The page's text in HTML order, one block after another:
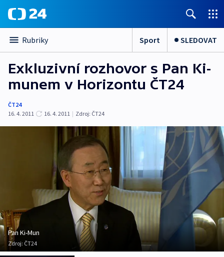
Rubriky Sport SLEDOVAT
Exkluzivní rozhovor s Pan Ki-
munem v Horizontu ČT24
ČT24
16. 4. 2011
16. 4. 2011 | Zdroj: ČT24
Pan Ki-Mun
Zdroj: ČT24